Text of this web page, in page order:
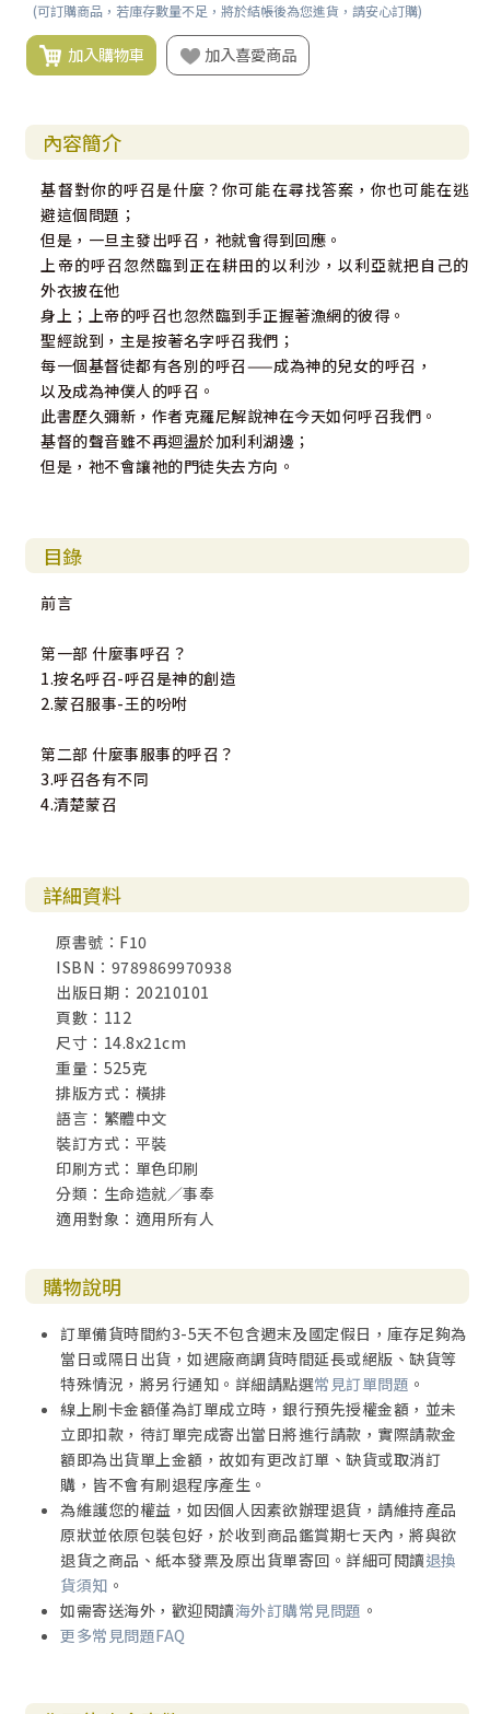
(可訂購商品，若庫存數量不足，將於結帳後為您進貨，請安心訂購)
加入購物車 加入喜愛商品
內容簡介
基督對你的呼召是什麼？你可能在尋找答案，你也可能在逃
避這個問題；
但是，一旦主發出呼召，祂就會得到回應。
上帝的呼召忽然臨到正在耕田的以利沙，以利亞就把自己的
外衣披在他
身上；上帝的呼召也忽然臨到手正握著漁網的彼得。
聖經說到，主是按著名字呼召我們；
每一個基督徒都有各別的呼召——成為神的兒女的呼召，
以及成為神僕人的呼召。
此書歷久彌新，作者克羅尼解說神在今天如何呼召我們。
基督的聲音雖不再迴盪於加利利湖邊；
但是，祂不會讓祂的門徒失去方向。
目錄
前言
第一部 什麼事呼召？
1.按名呼召-呼召是神的創造
2.蒙召服事-王的吩咐
第二部 什麼事服事的呼召？
3.呼召各有不同
4.清楚蒙召
詳細資料
原書號：F10
ISBN：9789869970938
出版日期：20210101
頁數：112
尺寸：14.8x21cm
重量：525克
排版方式：橫排
語言：繁體中文
裝訂方式：平裝
印刷方式：單色印刷
分類：生命造就／事奉
適用對象：適用所有人
購物說明
訂單備貨時間約3-5天不包含週末及國定假日，庫存足夠為
當日或隔日出貨，如遇廠商調貨時間延長或絕版、缺貨等
特殊情況，將另行通知。詳細請點選常見訂單問題 。
線上刷卡金額僅為訂單成立時，銀行預先授權金額，並未
立即扣款，待訂單完成寄出當日將進行請款，實際請款金
額即為出貨單上金額，故如有更改訂單、缺貨或取消訂
購，皆不會有刷退程序產生。
為維護您的權益，如因個人因素欲辦理退貨，請維持產品
原狀並依原包裝包好，於收到商品鑑賞期七天內，將與欲
退貨之商品、紙本發票及原出貨單寄回。詳細可閱讀退換
貨須知 。
如需寄送海外，歡迎閱讀海外訂購常見問題 。
更多常見問題FAQ